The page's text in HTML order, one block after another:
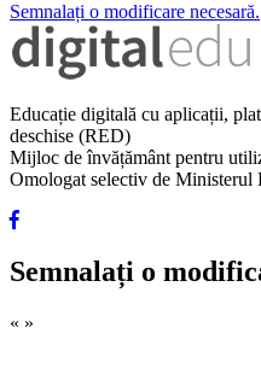
Semnalați o modificare necesară.
Educație digitală cu aplicații,
deschise (RED)
Mijloc de învățământ pentru
Omologat selectiv de Ministerul
Semnalați o
« »